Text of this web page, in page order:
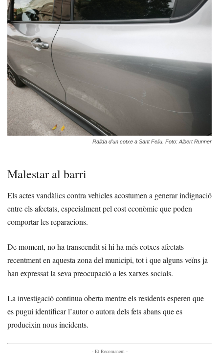
Rallda d’un cotxe a Sant Feliu. Foto: Albert Runner
Malestar al barri
Els actes vandàlics contra vehicles acostumen a generar indignació
entre els afectats, especialment pel cost econòmic que poden
comportar les reparacions.
De moment, no ha transcendit si hi ha més cotxes afectats
recentment en aquesta zona del municipi, tot i que alguns veïns ja
han expressat la seva preocupació a les xarxes socials.
La investigació continua oberta mentre els residents esperen que
es pugui identificar l’autor o autora dels fets abans que es
produeixin nous incidents.
- Et Recomanem -